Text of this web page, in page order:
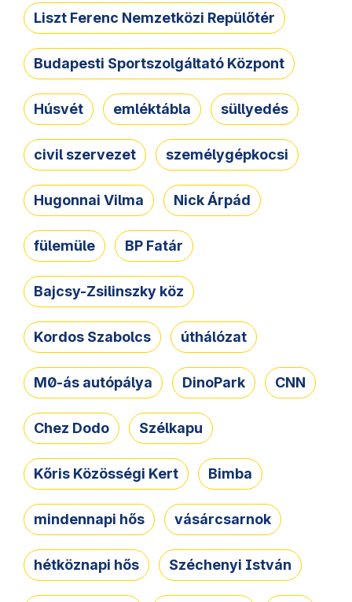
Liszt Ferenc Nemzetközi Repülőtér
Budapesti Sportszolgáltató Központ
Húsvét emléktábla süllyedés
civil szervezet személygépkocsi
Hugonnai Vilma Nick Árpád
fülemüle BP Fatár
Bajcsy-Zsilinszky köz
Kordos Szabolcs úthálózat
M0-ás autópálya DinoPark CNN
Chez Dodo Szélkapu
Kőris Közösségi Kert Bimba
mindennapi hős vásárcsarnok
hétköznapi hős Széchenyi István